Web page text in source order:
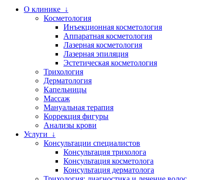
О клинике ↓
Косметология
Инъекционная косметология
Аппаратная косметология
Лазерная косметология
Лазерная эпиляция
Эстетическая косметология
Трихология
Дерматология
Капельницы
Массаж
Мануальная терапия
Коррекция фигуры
Анализы крови
Услуги ↓
Консультации специалистов
Консультация трихолога
Консультация косметолога
Консультация дерматолога